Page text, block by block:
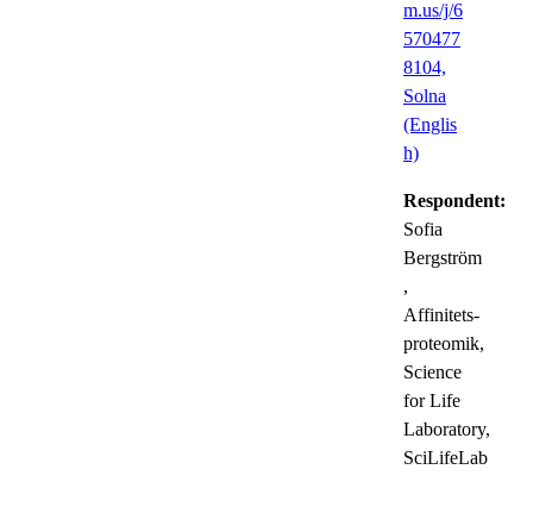
m.us/j/6
570477
8104,
Solna
(Englis
h)
Respondent:
Sofia
Bergström
,
Affinitets-
proteomik,
Science
for Life
Laboratory,
SciLifeLab